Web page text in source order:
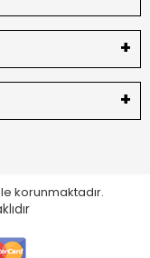
korunmaktadır.